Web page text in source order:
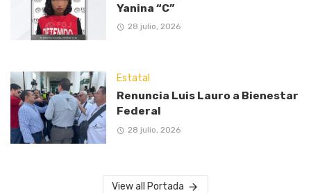
Yanina “C”
28 julio, 2026
Estatal
Renuncia Luis Lauro a Bienestar
Federal
28 julio, 2026
View all Portada